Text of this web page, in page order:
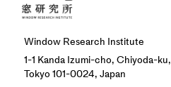
Window Research Institute
1-1 Kanda Izumi-cho, Chiyoda-ku,
Tokyo 101-0024, Japan